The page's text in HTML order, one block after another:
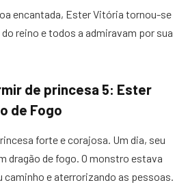
encantada, Ester Vitória tornou-se
reino e todos a admiravam por sua
de princesa 5: Ester
de Fogo
forte e corajosa. Um dia, seu
dragão de fogo. O monstro estava
caminho e aterrorizando as pessoas.